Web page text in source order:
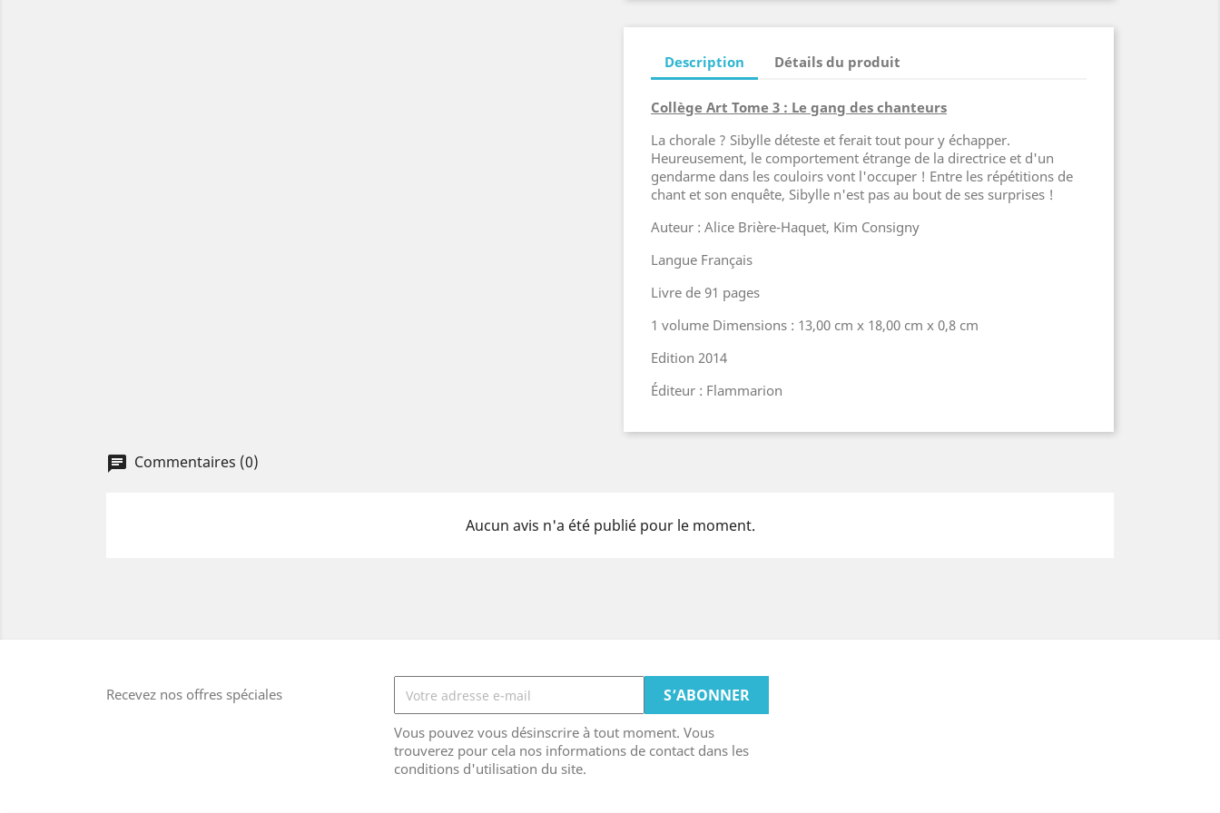
Description Détails du produit
Collège Art Tome 3 : Le gang des chanteurs
La chorale ? Sibylle déteste et ferait tout pour y échapper.
Heureusement, le comportement étrange de la directrice et d'un
gendarme dans les couloirs vont l'occuper ! Entre les répétitions de
chant et son enquête, Sibylle n'est pas au bout de ses surprises !
Auteur : Alice Brière-Haquet, Kim Consigny
Langue Français
Livre de 91 pages
1 volume Dimensions : 13,00 cm x 18,00 cm x 0,8 cm
Edition 2014
Éditeur : Flammarion
Commentaires (0)
Aucun avis n'a été publié pour le moment.
Recevez nos offres spéciales
Vous pouvez vous désinscrire à tout moment. Vous
trouverez pour cela nos informations de contact dans les
conditions d'utilisation du site.